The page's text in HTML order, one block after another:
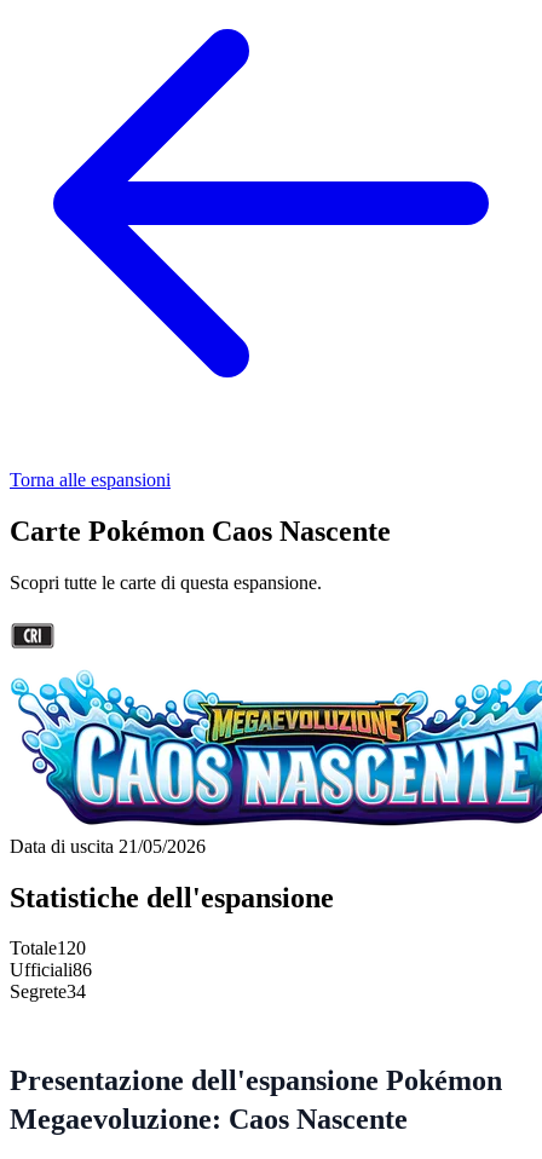
Torna alle espansioni
Carte Pokémon Caos Nascente
Scopri tutte le carte di questa espansione.
Data di uscita 21/05/2026
Statistiche dell'espansione
Totale120
Ufficiali86
Segrete34
Presentazione dell'espansione Pokémon
Megaevoluzione: Caos Nascente